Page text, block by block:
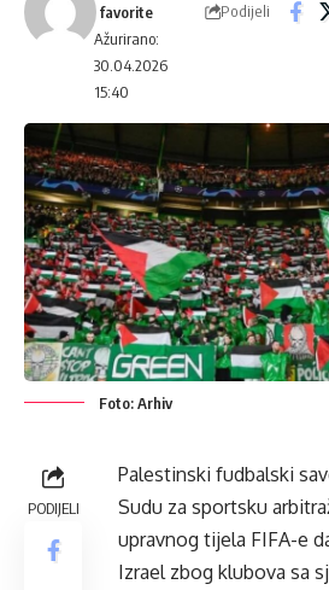
Ažurirano:
30.04.2026
15:40
Podijeli
Foto: Arhiv
PODIJELI
Palestinski fudbalski
Sudu za sportsku
upravnog tijela FIFA-e
Izrael zbog klubova sa